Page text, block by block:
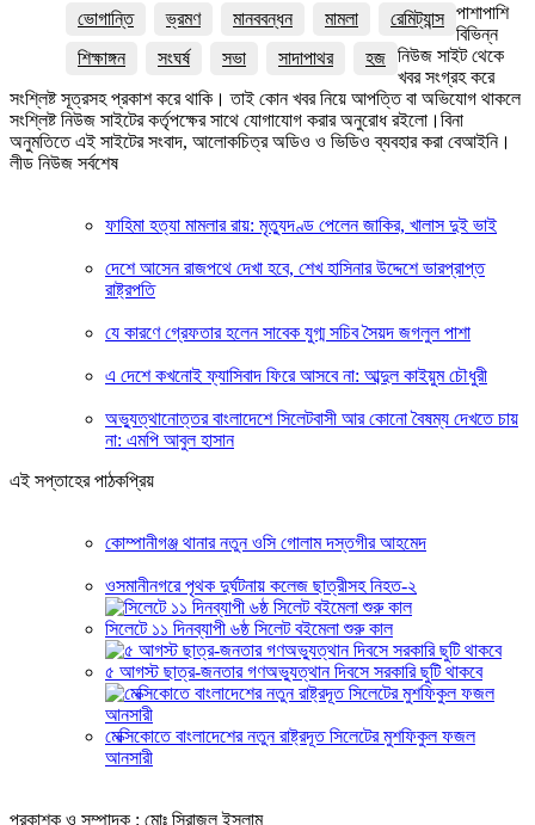
ভোগান্তি
ভ্রমণ মানববন্ধন মামলা
রেমিট্যান্স
শিক্ষাঙ্গন
সংঘর্ষ সভা সাদাপাথর হজ
পাশাপাশি
বিভিন্ন
নিউজ সাইট থেকে
খবর সংগ্রহ করে
সংশ্লিষ্ট সূত্রসহ প্রকাশ করে থাকি। তাই কোন খবর নিয়ে আপত্তি বা অভিযোগ থাকলে
সংশ্লিষ্ট নিউজ সাইটের কর্তৃপক্ষের সাথে যোগাযোগ করার অনুরোধ রইলো।বিনা
অনুমতিতে এই সাইটের সংবাদ, আলোকচিত্র অডিও ও ভিডিও ব্যবহার করা বেআইনি।
লীড নিউজ সর্বশেষ
ফাহিমা হত্যা মামলার রায়: মৃত্যুদণ্ড পেলেন জাকির, খালাস দুই ভাই
দেশে আসেন রাজপথে দেখা হবে, শেখ হাসিনার উদ্দেশে ভারপ্রাপ্ত
রাষ্ট্রপতি
যে কারণে গ্রেফতার হলেন সাবেক যুগ্ম সচিব সৈয়দ জগলুল পাশা
এ দেশে কখনোই ফ্যাসিবাদ ফিরে আসবে না: আব্দুল কাইয়ুম চৌধুরী
অভ্যুত্থানোত্তর বাংলাদেশে সিলেটবাসী আর কোনো বৈষম্য দেখতে চায়
না: এমপি আবুল হাসান
এই সপ্তাহের পাঠকপ্রিয়
কোম্পানীগঞ্জ থানার নতুন ওসি গোলাম দস্তগীর আহমেদ
ওসমানীনগরে পৃথক দুর্ঘটনায় কলেজ ছাত্রীসহ নিহত-২
সিলেটে ১১ দিনব্যাপী ৬ষ্ঠ সিলেট বইমেলা শুরু কাল
৫ আগস্ট ছাত্র-জনতার গণঅভ্যুত্থান দিবসে সরকারি ছুটি থাকবে
মেক্সিকোতে বাংলাদেশের নতুন রাষ্ট্রদূত সিলেটের মুশফিকুল ফজল
আনসারী
প্রকাশক ও সম্পাদক : মোঃ সিরাজুল ইসলাম